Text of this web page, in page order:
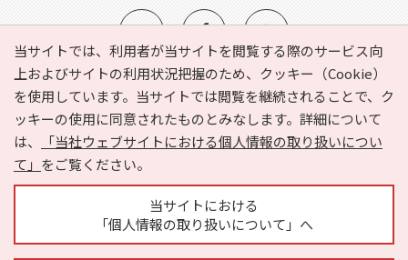
当サイトでは、利用者が当サイトを閲覧する際のサービス向
上およびサイトの利用状況把握のため、クッキー（Cookie）
を使用しています。当サイトでは閲覧を継続されることで、ク
ッキーの使用に同意されたものとみなします。詳細について
は、
「当社ウェブサイトにおける個人情報の取り扱いについ
て」 をご覧ください。
当サイトにおける
「個人情報の取り扱いについて」へ
e-NAVITA（イーナビタ）とは？ お気に入り
ヘルプ
利用規約
個人情報の取り扱いについて
運営会社
サイトマップ
広告掲載に関するお問い合わせ